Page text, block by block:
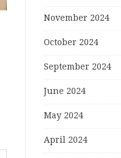
November 2024
October 2024
September 2024
June 2024
May 2024
April 2024